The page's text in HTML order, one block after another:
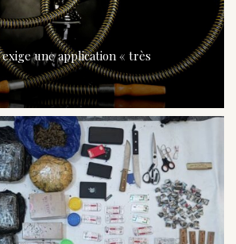
une application « très